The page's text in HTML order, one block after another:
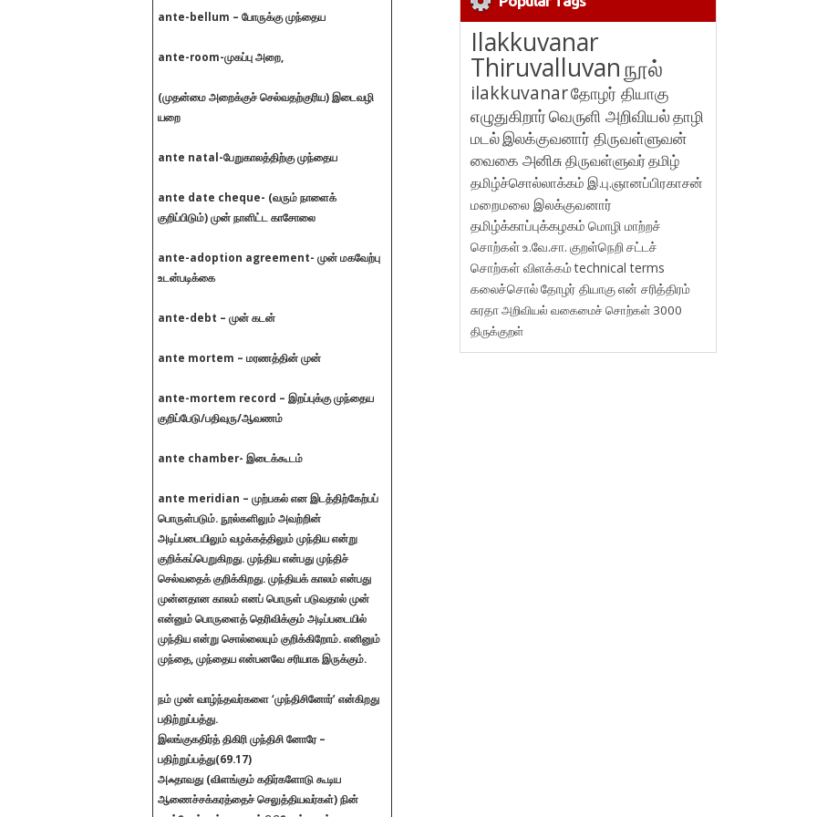
ante-bellum – போருக்கு முந்தைய
ante-room-முகப்பு அறை,
(முதன்மை அறைக்குச் செல்வதற்குரிய) இடைவழி
யறை
ante natal-பேறுகாலத்திற்கு முந்தைய
ante date cheque- (வரும் நாளைக்
குறிப்பிடும்) முன் நாளிட்ட காசோலை
ante-adoption agreement- முன் மகவேற்பு
உடன்படிக்கை
ante-debt – முன் கடன்
ante mortem – மரணத்தின் முன்
ante-mortem record – இறப்புக்கு முந்தைய
குறிப்பேடு/பதிவுரு/ஆவணம்
ante chamber- இடைக்கூடம்
ante meridian – முற்பகல் என இடத்திற்கேற்பப்
பொருள்படும். நூல்களிலும் அவற்றின்
அடிப்படையிலும் வழக்கத்திலும் முந்திய என்று
குறிக்கப்பெறுகிறது. முந்திய என்பது முந்திச்
செல்வதைக் குறிக்கிறது. முந்தியக் காலம் என்பது
முன்னதான காலம் எனப் பொருள் படுவதால் முன்
என்னும் பொருளைத் தெரிவிக்கும் அடிப்படையில்
முந்திய என்று சொல்லையும் குறிக்கிறோம். எனினும்
முந்தை, முந்தைய என்பனவே சரியாக இருக்கும்.
நம் முன் வாழ்ந்தவர்களை ‘முந்திசினோர்’ என்கிறது
பதிற்றுப்பத்து.
இலங்குகதிர்த் திகிரி முந்திசி னோரே –
பதிற்றுப்பத்து(69.17)
அஃதாவது (விளங்கும் கதிர்களோடு கூடிய
ஆணைச்சக்கரத்தைச் செலுத்தியவர்கள்) நின்
Ilakkuvanar
Thiruvalluvanநூல்
ilakkuvanarதோழர் தியாகு
எழுதுகிறார்வெருளி அறிவியல்தாழி
மடல்இலக்குவனார் திருவள்ளுவன்
வைகை அனிசுதிருவள்ளுவர்தமிழ்
தமிழ்ச்சொல்லாக்கம் இ.பு.ஞானப்பிரகாசன்
மறைமலை இலக்குவனார்
தமிழ்க்காப்புக்கழகம் மொழி மாற்றச்
சொற்கள்உ.வே.சா. குறள்நெறி சட்டச்
சொற்கள் விளக்கம்technical terms
கலைச்சொல்தோழர் தியாகுஎன் சரித்திரம்
சுரதாஅறிவியல் வகைமைச் சொற்கள் 3000
திருக்குறள்